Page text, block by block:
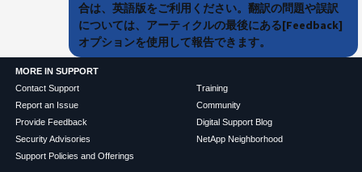
合は、英語版をご利用ください。翻訳の問題や誤訳
については、アーティクルの最後にある[Feedback]
オプションを使用して報告できます。
MORE IN SUPPORT
Contact Support
Report an Issue
Provide Feedback
Security Advisories
Support Policies and Offerings
Training
Community
Digital Support Blog
NetApp Neighborhood